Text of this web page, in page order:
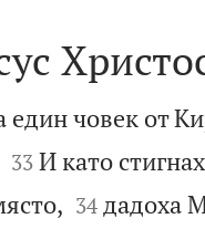
един човек от

33 И като

34 дадоха